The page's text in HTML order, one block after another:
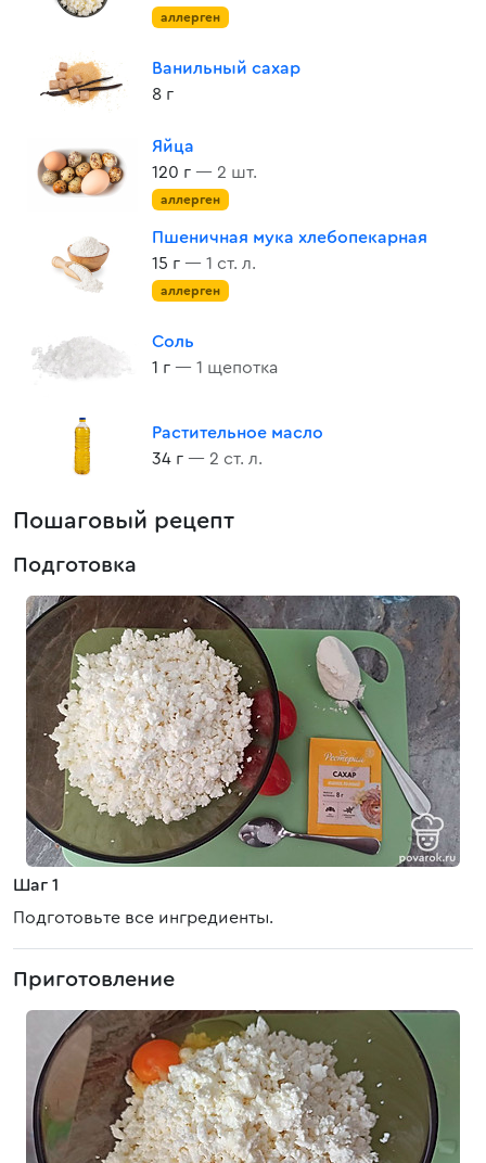
аллерген
Ванильный сахар
8 г
Яйца
120 г — 2 шт.
аллерген
Пшеничная мука хлебопекарная
15 г — 1 ст. л.
аллерген
Соль
1 г — 1 щепотка
Растительное масло
34 г — 2 ст. л.
Пошаговый рецепт
Подготовка
Шаг 1
Подготовьте все ингредиенты.
Приготовление